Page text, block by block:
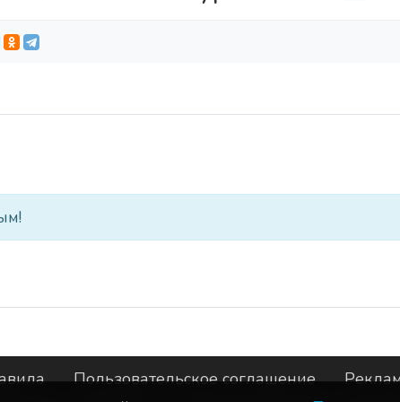
Пользовательское соглашение